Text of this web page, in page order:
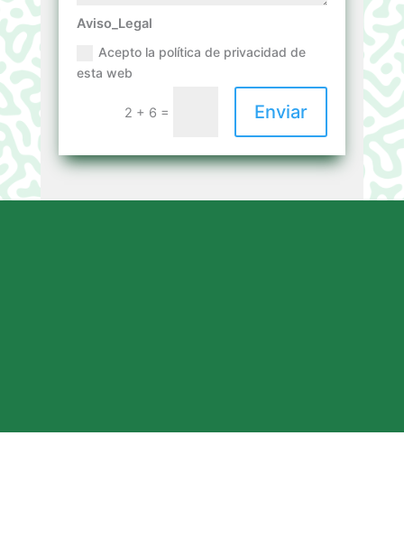
Aviso_Legal
Acepto la política de privacidad de
esta web
2 + 6 = Enviar